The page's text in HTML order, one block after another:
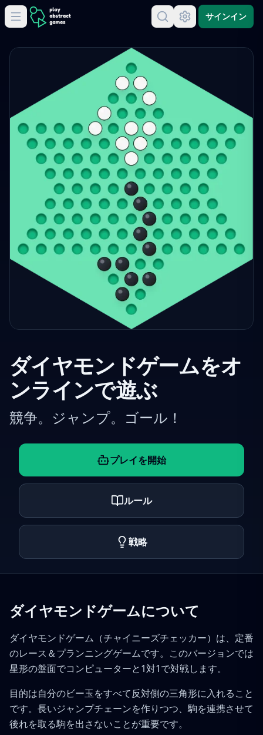
サインイン
ダイヤモンドゲームをオ
ンラインで遊ぶ
競争。ジャンプ。ゴール！
プレイを開始
ルール
戦略
ダイヤモンドゲームについて
ダイヤモンドゲーム（チャイニーズチェッカー）は、定番
のレース＆プランニングゲームです。このバージョンでは
星形の盤面でコンピューターと1対1で対戦します。
目的は自分のビー玉をすべて反対側の三角形に入れること
です。長いジャンプチェーンを作りつつ、駒を連携させて
後れを取る駒を出さないことが重要です。